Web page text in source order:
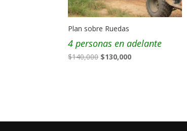
Plan sobre Ruedas
4 personas en adelante
$140,000 El
$130,000El